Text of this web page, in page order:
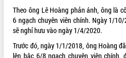
Theo ông Lê Hoàng phản ánh, ông là
6 ngạch chuyên viên chính. Ngày 1/
sẽ nghỉ hưu vào ngày 1/4/2020.
Trước đó, ngày 1/1/2018, ông Hoàng
lên bậc 6/8 ngạch chuyên viên